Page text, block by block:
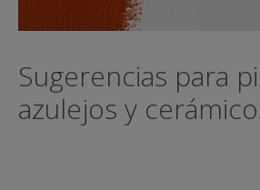
Sugerencias para
azulejos y